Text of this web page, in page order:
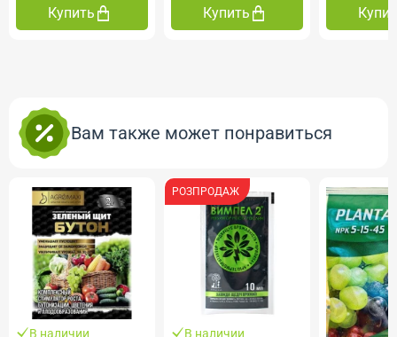
Купить Купить
Вам также может понравиться
В наличии
РОЗПРОДАЖ
В наличии